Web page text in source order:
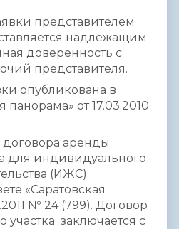
представителем
надлежащим
доверенность с
представителя.
опубликована в
панорама» от 17.03.2010
аренды
для индивидуального
(ИЖС)
«Саратовская
№ 24 (799). Договор
участка заключается с